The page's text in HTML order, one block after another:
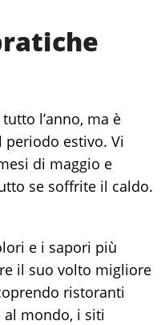
l’anno, ma è
estivo. Vi
di maggio e
se soffrite il caldo.
e i sapori più
il suo volto migliore
ristoranti
mondo, i siti